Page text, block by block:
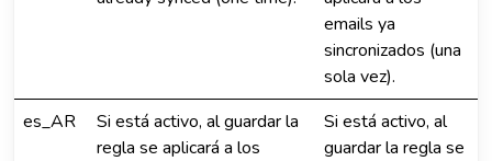
emails ya
sincronizados (una
sola vez).
es_AR
Si está activo, al guardar la
regla se aplicará a los
Si está activo, al
guardar la regla se